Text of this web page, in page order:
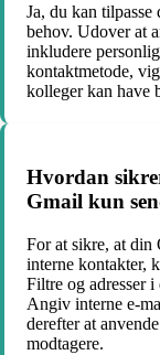
Ja, du kan
behov. Udover at
inkludere
kontaktmetode,
kolleger kan have
Hvordan
Gmail kun
For at sikre, at din
interne kontakter,
Filtre og adresser
Angiv interne e-
derefter at
modtagere.